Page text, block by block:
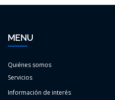
MENU
Quiénes somos
Servicios
Información de interés